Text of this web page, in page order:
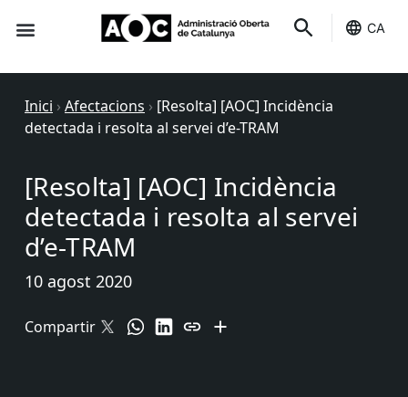
CA
Inici › Afectacions › [Resolta] [AOC] Incidència
detectada i resolta al servei d’e-TRAM
[Resolta] [AOC] Incidència
detectada i resolta al servei
d’e-TRAM
10 agost 2020
Compartir